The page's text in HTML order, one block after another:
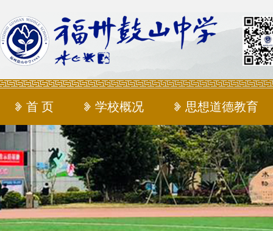
首 页 学校概况 思想道德教育